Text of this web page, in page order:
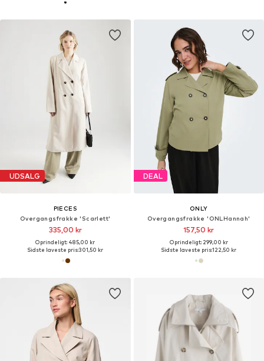
UDSALG
PIECES
Overgangsfrakke 'Scarlett'
335,00 kr
Oprindeligt: 485,00 kr
Sidste laveste pris:301,50 kr
DEAL
ONLY
Overgangsfrakke 'ONLHannah'
157,50 kr
Oprindeligt: 299,00 kr
Sidste laveste pris:122,50 kr